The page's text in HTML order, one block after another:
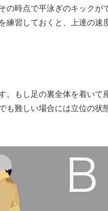
の時点で平泳ぎのキックが
練習しておくと、上達の速
。もし足の裏全体を着いて
も難しい場合には立位の状